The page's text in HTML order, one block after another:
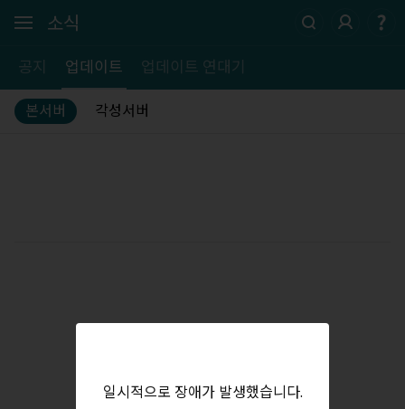
소식
공지 업데이트 업데이트 연대기
본서버 각성서버
일시적으로 장애가 발생했습니다.